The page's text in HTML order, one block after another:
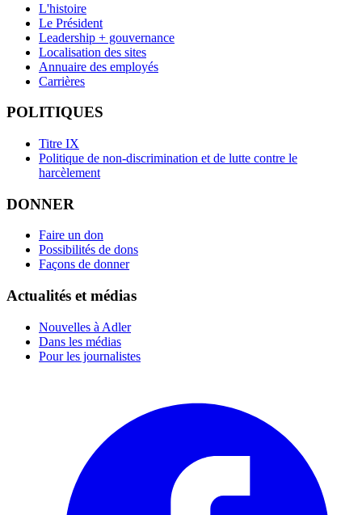
L'histoire
Le Président
Leadership + gouvernance
Localisation des sites
Annuaire des employés
Carrières
POLITIQUES
Titre IX
Politique de non-discrimination et de lutte contre le
harcèlement
DONNER
Faire un don
Possibilités de dons
Façons de donner
Actualités et médias
Nouvelles à Adler
Dans les médias
Pour les journalistes